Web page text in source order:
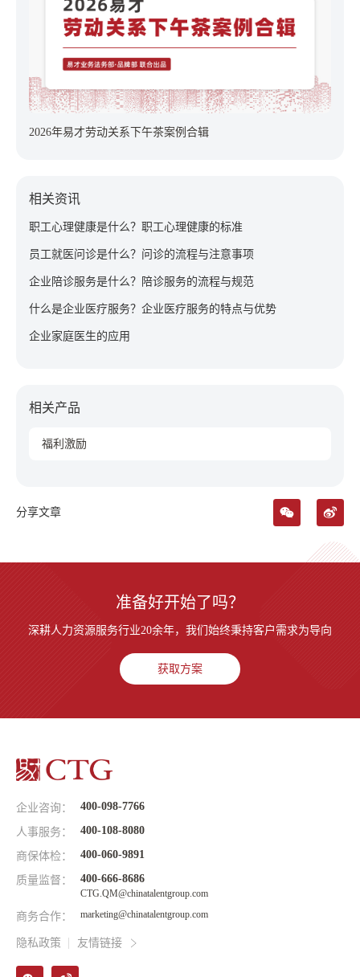
2026年易才劳动关系下午茶案例合辑
相关资讯
职工心理健康是什么？职工心理健康的标准
员工就医问诊是什么？问诊的流程与注意事项
企业陪诊服务是什么？陪诊服务的流程与规范
什么是企业医疗服务？企业医疗服务的特点与优势
企业家庭医生的应用
相关产品
福利激励
分享文章
准备好开始了吗？
深耕人力资源服务行业20余年，我们始终秉持客户需求为导向
获取方案
企业咨询： 400-098-7766
人事服务： 400-108-8080
商保体检： 400-060-9891
质量监督： 400-666-8686
CTG.QM@chinatalentgroup.com
商务合作： marketing@chinatalentgroup.com
隐私政策 友情链接